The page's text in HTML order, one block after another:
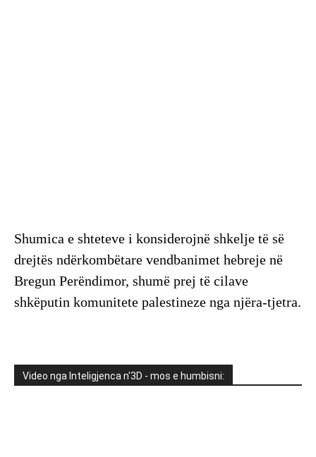
Shumica e shteteve i konsiderojnë shkelje të së
drejtës ndërkombëtare vendbanimet hebreje në
Bregun Perëndimor, shumë prej të cilave
shkëputin komunitete palestineze nga njëra-tjetra.
Video nga Inteligjenca n'3D - mos e humbisni: